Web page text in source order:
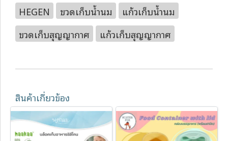
HEGEN
ขวดเก็บน้ำนม
แก้วเก็บน้ำนม
ขวดเก็บสุญญากาศ
แก้วเก็บสุญญากาศ
สินค้าเกี่ยวข้อง